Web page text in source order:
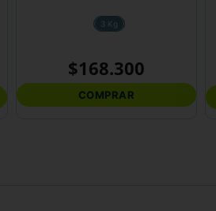
3 Kg
$168.300
COMPRAR